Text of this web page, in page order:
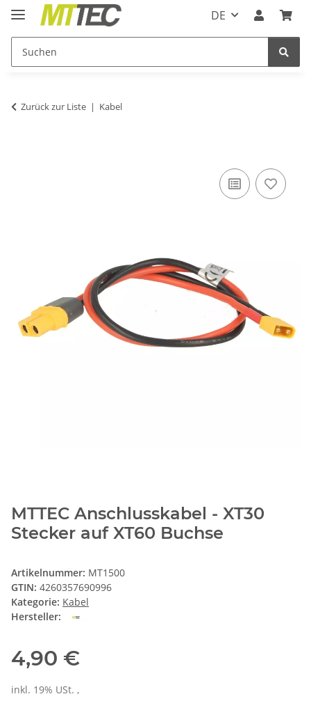
DE
Zurück zur Liste Kabel
MTTEC Anschlusskabel - XT30
Stecker auf XT60 Buchse
Artikelnummer: MT1500
GTIN: 4260357690996
Kategorie: Kabel
Hersteller:
4,90 €
inkl. 19% USt. ,